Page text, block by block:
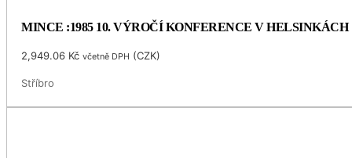
MINCE :1985 10. VÝROČÍ KONFERENCE V HELSINKÁCH
2,949.06 Kč včetně DPH (CZK)
Stříbro